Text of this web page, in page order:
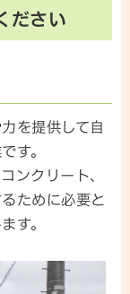
ださい
を提供して自
す。
ンクリート、
ために必要と
す。